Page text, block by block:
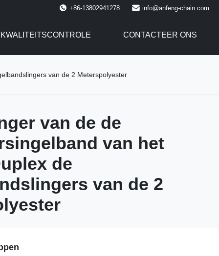
+86-13802941278 info@anfeng-chain.com
KWALITEITSCONTROLE CONTACTEER ONS
van de 2 Meterspolyester
van de de
van het
de
van de 2